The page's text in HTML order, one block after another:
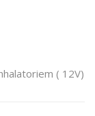
( 12V)